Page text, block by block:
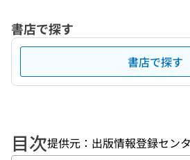
書店で探す
書店で探す
目次提供元：出版情報登録センタ